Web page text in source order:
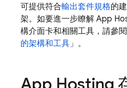
可提供符合輸出套件規格的
架。如要進一步瞭解 App
構介面卡和相關工具，請參
的架構和工具 」。
App Hosting